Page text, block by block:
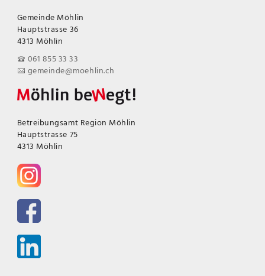
Gemeinde Möhlin
Hauptstrasse 36
4313 Möhlin
061 855 33 33
gemeinde@moehlin.ch
Betreibungsamt Region Möhlin
Hauptstrasse 75
4313 Möhlin